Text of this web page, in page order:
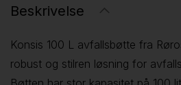
Beskrivelse
Konsis 100 L avfallsbøtte fra
robust og stilren løsning for